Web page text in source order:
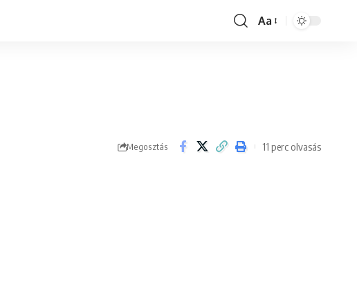
Font
Aa
Megosztás 11 perc olvasás